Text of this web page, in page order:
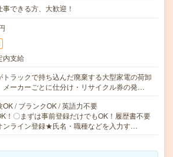
できる方、大歓迎！
内支給
トラックで持ち込んだ廃棄する大型家電の荷卸
メーカーごとに仕分け・リサイクル券の発…
OK / ブランクOK / 英語力不要
！〇まずは事前登録だけでもOK！履歴書不要
ンライン登録★氏名・職種などを入力す…